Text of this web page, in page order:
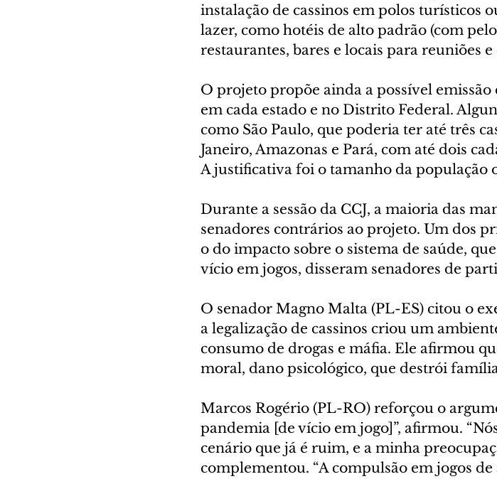
instalação de cassinos em polos turísticos
lazer, como hotéis de alto padrão (com
restaurantes, bares e locais para reuniões
O projeto propõe ainda a possível
em cada estado e no Distrito Federal.
como São Paulo, que poderia ter até três
Janeiro, Amazonas e Pará, com até dois
A justificativa foi o tamanho da população
Durante a sessão da CCJ, a maioria das
senadores contrários ao projeto. Um dos
o do impacto sobre o sistema de saúde,
vício em jogos, disseram senadores de
O senador Magno Malta (PL-ES) citou o
a legalização de cassinos criou um
consumo de drogas e máfia. Ele afirmou
moral, dano psicológico, que destrói
Marcos Rogério (PL-RO) reforçou o
pandemia [de vício em jogo]”, afirmou.
cenário que já é ruim, e a minha
complementou. “A compulsão em jogos